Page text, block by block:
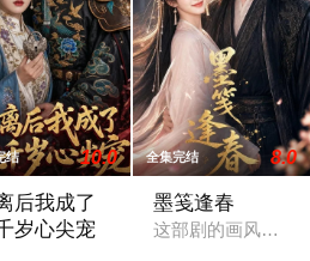
结 10.0
后我成了
岁心尖宠
全集完结 8.0
墨笺逢春
这部剧的画风真的